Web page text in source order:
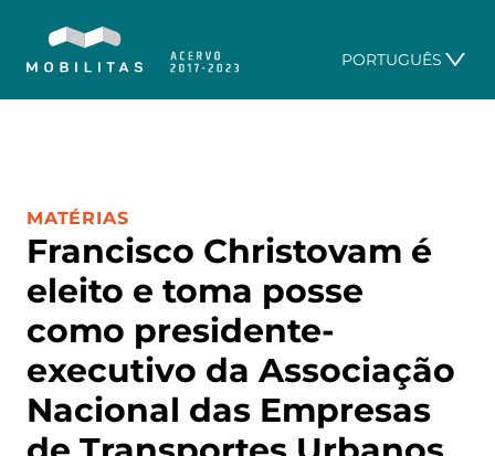
PORTUGUÊS
Francisco Christovam é
eleito e toma posse
como presidente-
executivo da Associação
Nacional das Empresas
CATEGORIA:
MATÉRIAS